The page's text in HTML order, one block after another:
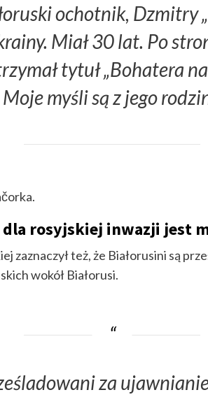
ochotnik, Dzmitry
Miał 30 lat. Po
tytuł „Bohatera
Moje myśli są z jego
dla rosyjskiej inwazji jest
zaznaczył też, że Białorusini są
wokół Białorusi.
za